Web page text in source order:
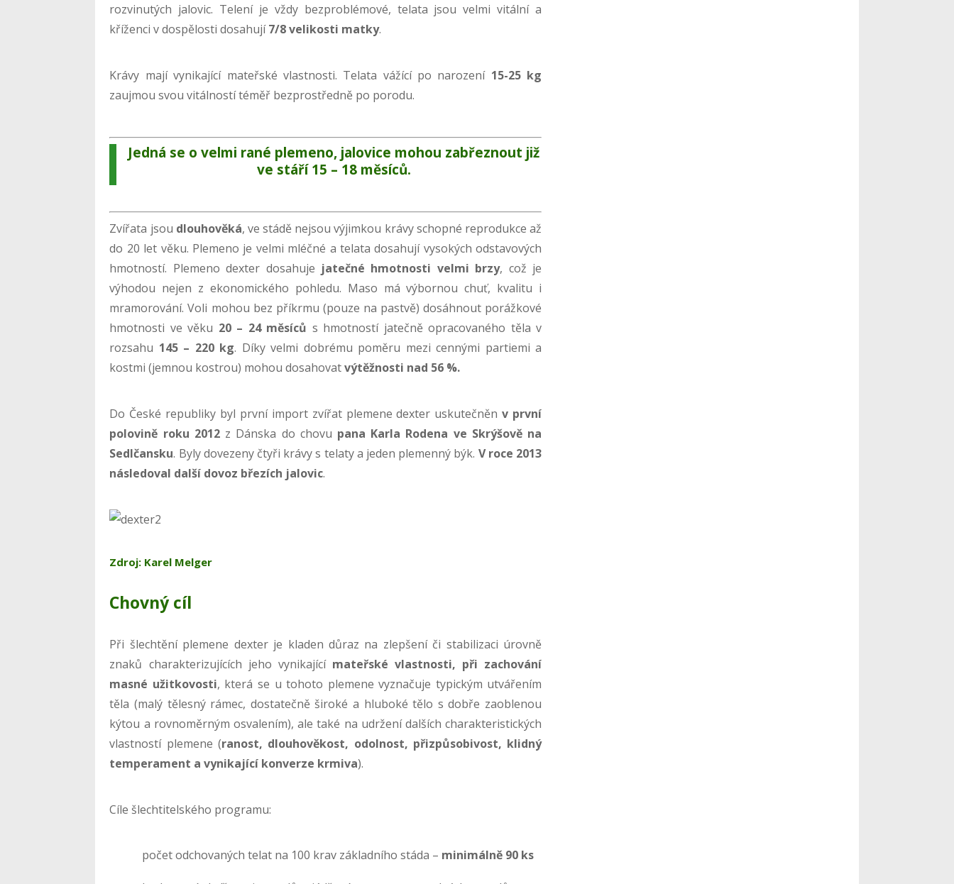
rozvinutých jalovic. Telení je vždy bezproblémové, telata jsou velmi vitální a
kříženci v dospělosti dosahují7/8 velikosti matky.
Krávy mají vynikající mateřské vlastnosti. Telata vážící po narození 15-25 kg
zaujmou svou vitálností téměř bezprostředně po porodu.
Jedná se ovelmi rané plemeno, jalovice mohou zabřeznout již
ve stáří 15 – 18 měsíců.
Zvířata jsou dlouhověká, ve stádě nejsou výjimkou krávy schopné reprodukce až
do 20 let věku. Plemeno je velmi mléčné a telata dosahují vysokých odstavových
hmotností. Plemeno dexter dosahuje jatečné hmotnosti velmi brzy, což je
výhodou nejen z ekonomického pohledu. Maso má výbornou chuť, kvalitu i
mramorování. Voli mohou bez příkrmu (pouze na pastvě) dosáhnout porážkové
hmotnosti ve věku 20 – 24 měsíců s hmotností jatečně opracovaného těla v
rozsahu 145 – 220 kg. Díky velmi dobrému poměru mezi cennými partiemi a
kostmi (jemnou kostrou) mohou dosahovatvýtěžnosti nad 56 %.
Do České republiky byl první import zvířat plemene dexter uskutečněnv první
polovině roku 2012z Dánska do chovu pana Karla Rodena ve Skrýšově na
Sedlčansku. Byly dovezeny čtyři krávy s telaty a jeden plemenný býk. V roce 2013
následoval další dovoz březích jalovic.
Zdroj: Karel Melger
Chovný cíl
Při šlechtění plemene dexter je kladen důraz na zlepšení či stabilizaci úrovně
znaků charakterizujících jeho vynikající mateřské vlastnosti, při zachování
masné užitkovosti, která se u tohoto plemene vyznačuje typickým utvářením
těla (malý tělesný rámec, dostatečně široké a hluboké tělo s dobře zaoblenou
kýtou a rovnoměrným osvalením), ale také na udržení dalších charakteristických
vlastností plemene (ranost, dlouhověkost, odolnost, přizpůsobivost, klidný
temperament a vynikající konverze krmiva).
Cíle šlechtitelského programu:
počet odchovaných telat na 100 krav základního stáda – minimálně 90 ks